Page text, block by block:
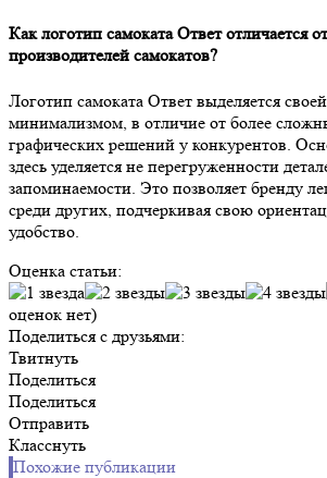
Как логотип самоката Ответ отличается
производителей самокатов?
Логотип самоката Ответ выделяется
минимализмом, в отличие от более
графических решений у конкурентов.
здесь уделяется не перегруженности
запоминаемости. Это позволяет бренду
среди других, подчеркивая свою
удобство.
Оценка статьи:
оценок нет)
Поделиться с друзьями:
Твитнуть
Поделиться
Поделиться
Отправить
Класснуть
Похожие публикации